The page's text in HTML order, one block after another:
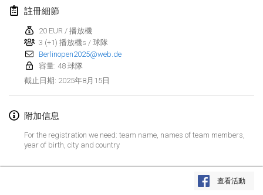
显示列表
註冊細節
20 EUR / 播放機
3 (+1) 播放機s / 球隊
Berlinopen2025@web.de
容量: 48 球隊
截止日期: 2025年8月15日
附加信息
For the registration we need: team name, names of team members,
year of birth, city and country
查看活動
2025年2月7日
Open des vendanges tardives
2025年2月8日 |法國
Indoor de la CASAS
SM HalliMölkky - Finnish Championship
2025年2月15日| 芬蘭